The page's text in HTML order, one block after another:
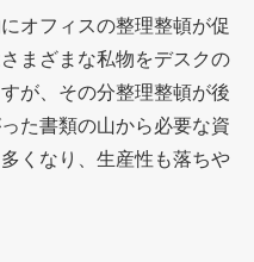
オフィスの整理整頓が促
まざまな私物をデスクの
が、その分整理整頓が後
た書類の山から必要な資
くなり、生産性も落ちや